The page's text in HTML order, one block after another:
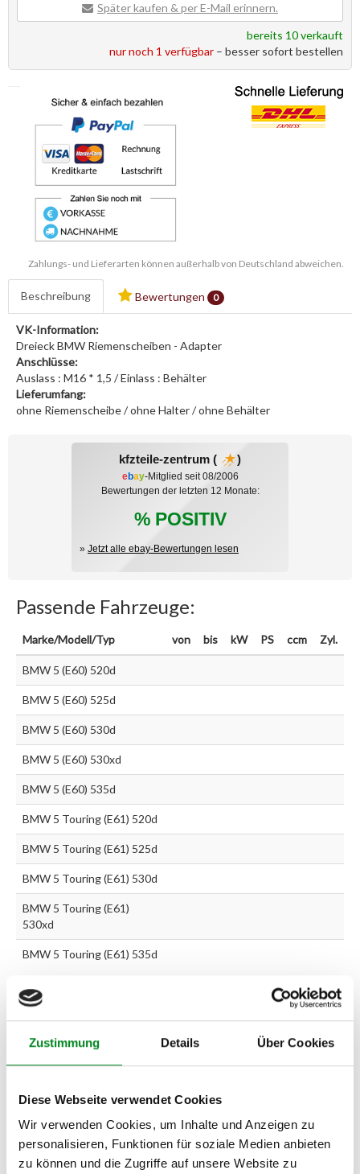
Zustimmung Details Über Cookies
Diese Webseite verwendet Cookies
Wir verwenden Cookies, um Inhalte und Anzeigen zu
personalisieren, Funktionen für soziale Medien anbieten
zu können und die Zugriffe auf unsere Website zu
Später kaufen & per E-Mail erinnern.
bereits 10 verkauft
nur noch 1 verfügbar – besser sofort bestellen
Zahlungs- und Lieferarten können außerhalb von Deutschland abweichen.
Beschreibung Bewertungen 0
VK-Information:
Dreieck BMW Riemenscheiben - Adapter
Anschlüsse:
Auslass : M16 * 1,5 / Einlass : Behälter
Lieferumfang:
ohne Riemenscheibe / ohne Halter / ohne Behälter
kfzteile-zentrum ( )
ebay-Mitglied seit 08/2006
Bewertungen der letzten 12 Monate:
% POSITIV
» Jetzt alle ebay-Bewertungen lesen
Passende Fahrzeuge:
Marke/Modell/Typ von bis kW PS ccm Zyl.
BMW 5 (E60) 520d
BMW 5 (E60) 525d
BMW 5 (E60) 530d
BMW 5 (E60) 530xd
BMW 5 (E60) 535d
BMW 5 Touring (E61) 520d
BMW 5 Touring (E61) 525d
BMW 5 Touring (E61) 530d
BMW 5 Touring (E61)
530xd
BMW 5 Touring (E61) 535d
Zur exakten Fahrzeug-Identifizierung können Sie auch unseren
Support kontaktieren (Chat, Telefon oder E-Mail).
Wir benötigen folgende Fahrzeugdaten:
Schlüsselnummerzu 2
Passendes Fahrzeug nicht dabei?
Fahrzeug-Suche für AT-Servopumpen»
Oder einfachim Chatnachfragen.